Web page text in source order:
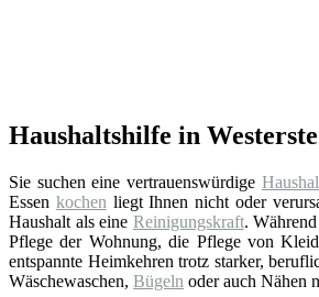
Haushaltshilfe in
Sie suchen eine vertrauenswürdige
Essen kochen liegt Ihnen nicht oder
Haushalt als eine Reinigungskraft.
Pflege der Wohnung, die Pflege von
entspannte Heimkehren trotz starker,
Wäschewaschen, Bügeln oder auch Nähen